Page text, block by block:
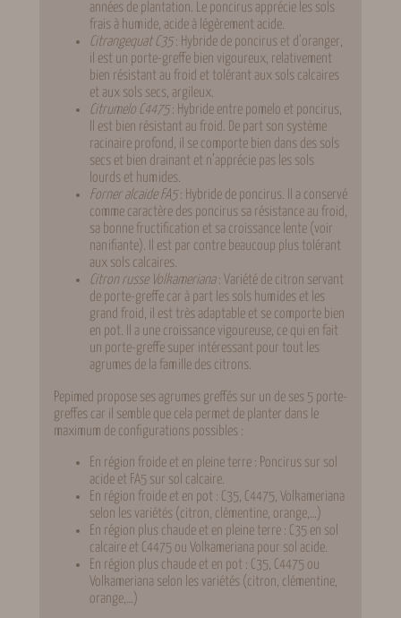
années de plantation. Le poncirus apprécie les sols
frais à humide, acide à légèrement acide.
Citrangequat C35: Hybride de poncirus et d’oranger,
il est un porte-greffe bien vigoureux, relativement
bien résistant au froid et tolérant aux sols calcaires
et aux sols secs, argileux.
Citrumelo C4475: Hybride entre pomelo et poncirus,
Il est bien résistant au froid. De part son système
racinaire profond, il se comporte bien dans des sols
secs et bien drainant et n’apprécie pas les sols
lourds et humides.
Forner alcaide FA5: Hybride de poncirus. Il a conservé
comme caractère des poncirus sa résistance au froid,
sa bonne fructification et sa croissance lente (voir
nanifiante). Il est par contre beaucoup plus tolérant
aux sols calcaires.
Citron russe Volkameriana: Variété de citron servant
de porte-greffe car à part les sols humides et les
grand froid, il est très adaptable et se comporte bien
en pot. Il a une croissance vigoureuse, ce qui en fait
un porte-greffe super intéressant pour tout les
agrumes de la famille des citrons.
Pepimed propose ses agrumes greffés sur un de ses 5 porte-
greffes car il semble que cela permet de planter dans le
maximum de configurations possibles :
En région froide et en pleine terre : Poncirus sur sol
acide et FA5 sur sol calcaire.
En région froide et en pot : C35, C4475, Volkameriana
selon les variétés (citron, clémentine, orange,…)
En région plus chaude et en pleine terre : C35 en sol
calcaire et C4475 ou Volkameriana pour sol acide.
En région plus chaude et en pot : C35, C4475 ou
Volkameriana selon les variétés (citron, clémentine,
orange,…)